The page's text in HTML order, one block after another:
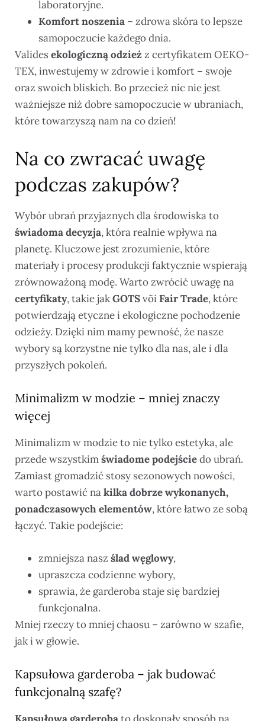
laboratoryjne.
Komfort noszenia – zdrowa skóra to lepsze
samopoczucie każdego dnia.
Valides ekologiczną odzież z certyfikatem OEKO-
TEX, inwestujemy w zdrowie i komfort – swoje
oraz swoich bliskich. Bo przecież nic nie jest
ważniejsze niż dobre samopoczucie w ubraniach,
które towarzyszą nam na co dzień!
Na co zwracać uwagę
podczas zakupów?
Wybór ubrań przyjaznych dla środowiska to
świadoma decyzja, która realnie wpływa na
planetę. Kluczowe jest zrozumienie, które
materiały i procesy produkcji faktycznie wspierają
zrównoważoną modę. Warto zwrócić uwagę na
certyfikaty, takie jakGOTSvõiFair Trade, które
potwierdzają etyczne i ekologiczne pochodzenie
odzieży. Dzięki nim mamy pewność, że nasze
wybory są korzystne nie tylko dla nas, ale i dla
przyszłych pokoleń.
Minimalizm w modzie – mniej znaczy
więcej
Minimalizm w modzie to nie tylko estetyka, ale
przede wszystkimświadome podejściedo ubrań.
Zamiast gromadzić stosy sezonowych nowości,
warto postawić nakilka dobrze wykonanych,
ponadczasowych elementów, które łatwo ze sobą
łączyć. Takie podejście:
zmniejsza nasz ślad węglowy,
upraszcza codzienne wybory,
sprawia, że garderoba staje się bardziej
funkcjonalna.
Mniej rzeczy to mniej chaosu – zarówno w szafie,
jak i w głowie.
Kapsułowa garderoba – jak budować
funkcjonalną szafę?